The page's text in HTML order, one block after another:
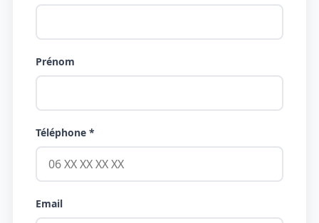
Prénom
Téléphone *
Email